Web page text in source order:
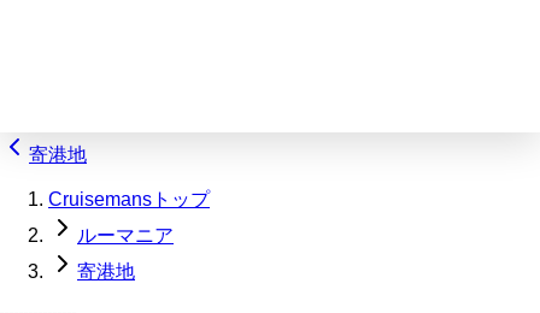
寄港地
Cruisemansトップ
ルーマニア
寄港地